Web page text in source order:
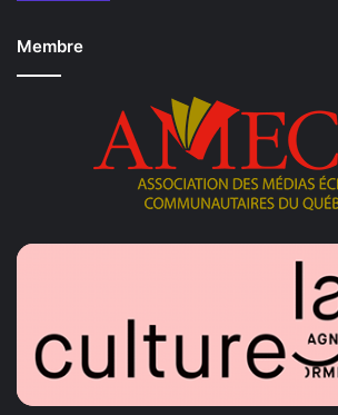
Membre